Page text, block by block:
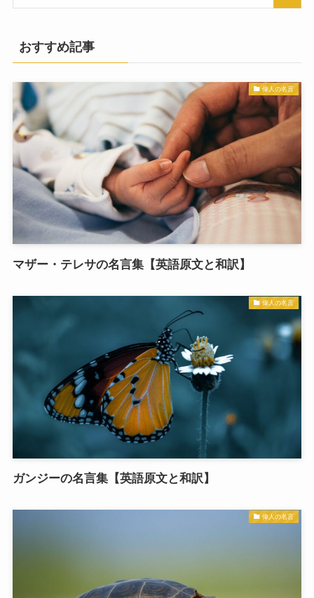
おすすめ記事
偉人の名言
マザー・テレサの名言集【英語原文と和訳】
偉人の名言
ガンジーの名言集【英語原文と和訳】
偉人の名言